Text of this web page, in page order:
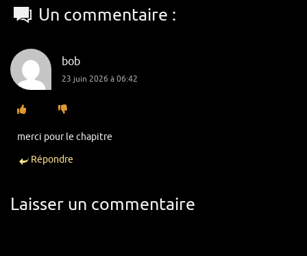
Un commentaire :
bob
23 juin 2026 à 06:42
merci pour le chapitre
Répondre
Laisser un commentaire